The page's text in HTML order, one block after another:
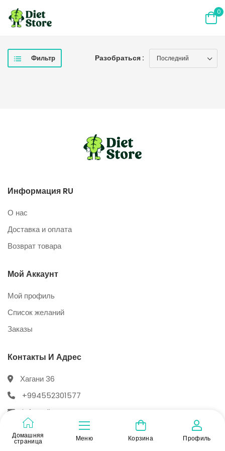
0
Фильтр Разобраться :
Информация RU
О нас
Доставка и оплата
Возврат товара
Мой Аккаунт
Мой профиль
Список желаний
Заказы
Контакты И Адрес
Хагани 36
+994552301577
info@dietstore.az
Домашняя
страница Меню Корзина Профиль